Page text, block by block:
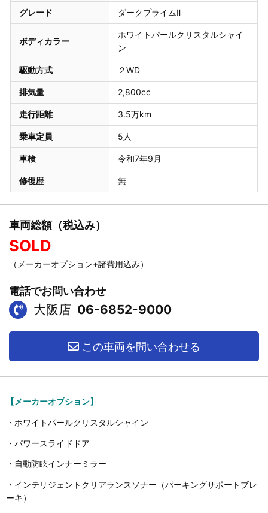
グレード ダークプライムⅡ
ボディカラー
ホワイトパールクリスタルシャイ
ン
駆動方式 ２WD
排気量 2,800cc
走行距離 3.5万km
乗車定員 5人
車検 令和7年9月
修復歴 無
車両総額（税込み）
SOLD
（メーカーオプション+諸費用込み）
電話でお問い合わせ
大阪店 06-6852-9000
この車両を問い合わせる
【メーカーオプション】
・ホワイトパールクリスタルシャイン
・パワースライドドア
・自動防眩インナーミラー
・インテリジェントクリアランスソナー（パーキングサポートブレ
ーキ）